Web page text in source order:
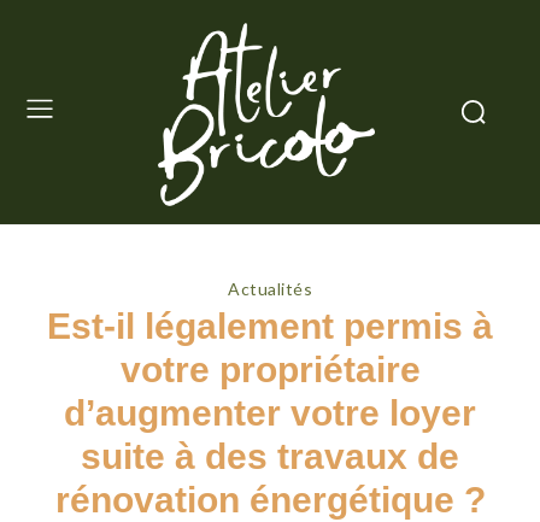
Actualités
Est-il légalement permis à
votre propriétaire
d’augmenter votre loyer
suite à des travaux de
rénovation énergétique ?